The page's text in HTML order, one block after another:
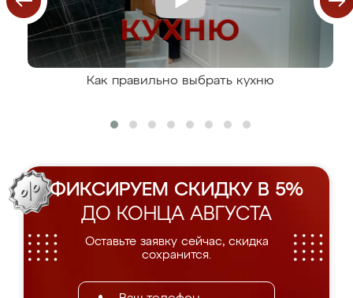
Как правильно выбрать кухню
ФИКСИРУЕМ СКИДКУ В 5%
ДО КОНЦА АВГУСТА
Оставьте заявку сейчас, скидка
сохранится.